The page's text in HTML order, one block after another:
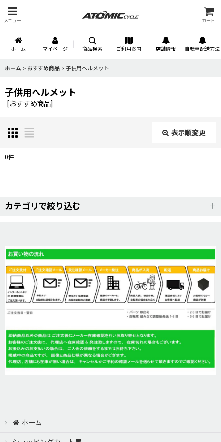
メニュー カート
ホーム マイページ 商品検索 ご利用案内 店舗情報 自転車配送方法
ホーム > おすすめ商品 > 子供用ヘルメット
子供用ヘルメット
[おすすめ商品]
表示順変更
表示数 :
絞り込む
0件
カテゴリで絞り込む
BELL 子供ヘルメット
Cannondale キャノンデール
BBB(ビービービー)
ホーム